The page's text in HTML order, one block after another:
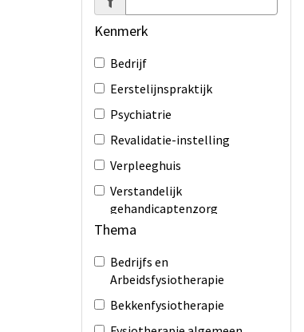
Kenmerk
Bedrijf
Eerstelijnspraktijk
Psychiatrie
Revalidatie-instelling
Verpleeghuis
Verstandelijk
gehandicaptenzorg
Ziekenhuis
Thema
Bedrijfs en
Arbeidsfysiotherapie
Bekkenfysiotherapie